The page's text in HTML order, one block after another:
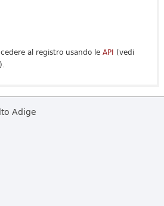
al registro usando le API (vedi
).
Adige